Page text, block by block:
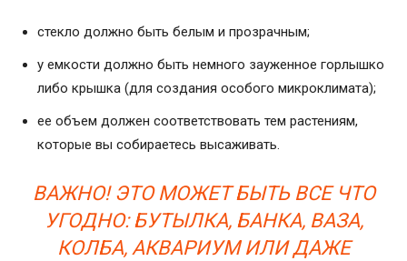
стекло должно быть белым и прозрачным;
у емкости должно быть немного зауженное горлышко
либо крышка (для создания особого микроклимата);
ее объем должен соответствовать тем растениям,
которые вы собираетесь высаживать.
ВАЖНО! ЭТО МОЖЕТ БЫТЬ ВСЕ ЧТО
УГОДНО: БУТЫЛКА, БАНКА, ВАЗА,
КОЛБА, АКВАРИУМ ИЛИ ДАЖЕ